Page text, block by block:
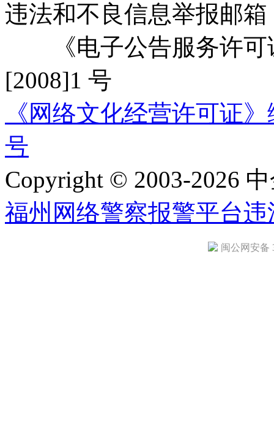
违法和不良信息举报邮箱
《电子公告服务许可
[2008]1 号
《网络文化经营许可证
号
Copyright © 2003-2026
福州网络警察报警平台违
闽公网安备